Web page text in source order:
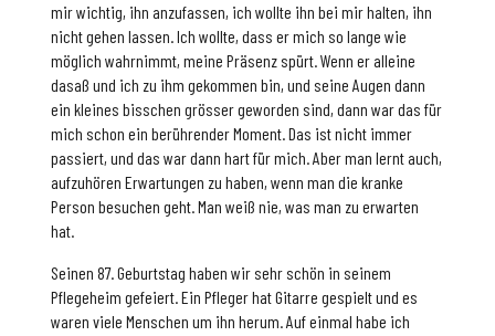
mir wichtig, ihn anzufassen, ich wollte ihn bei mir halten, ihn
nicht gehen lassen. Ich wollte, dass er mich so lange wie
möglich wahrnimmt, meine Präsenz spürt. Wenn er alleine
dasaß und ich zu ihm gekommen bin, und seine Augen dann
ein kleines bisschen grösser geworden sind, dann war das für
mich schon ein berührender Moment. Das ist nicht immer
passiert, und das war dann hart für mich. Aber man lernt auch,
aufzuhören Erwartungen zu haben, wenn man die kranke
Person besuchen geht. Man weiß nie, was man zu erwarten
hat.
Seinen 87. Geburtstag haben wir sehr schön in seinem
Pflegeheim gefeiert. Ein Pfleger hat Gitarre gespielt und es
waren viele Menschen um ihn herum. Auf einmal habe ich